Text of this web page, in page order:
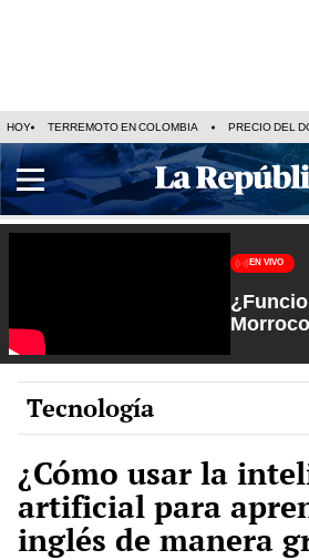
HOY TERREMOTO EN COLOMBIA PRECIO DEL
EN VIVO
jugada
con
Tecnología
¿Cómo usar la
artificial para
inglés de manera